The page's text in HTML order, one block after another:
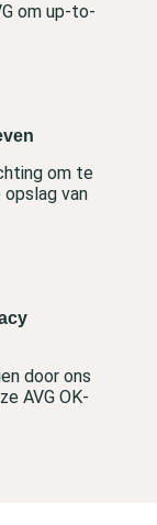
om up-to-
om te
opslag van
door ons
AVG OK-